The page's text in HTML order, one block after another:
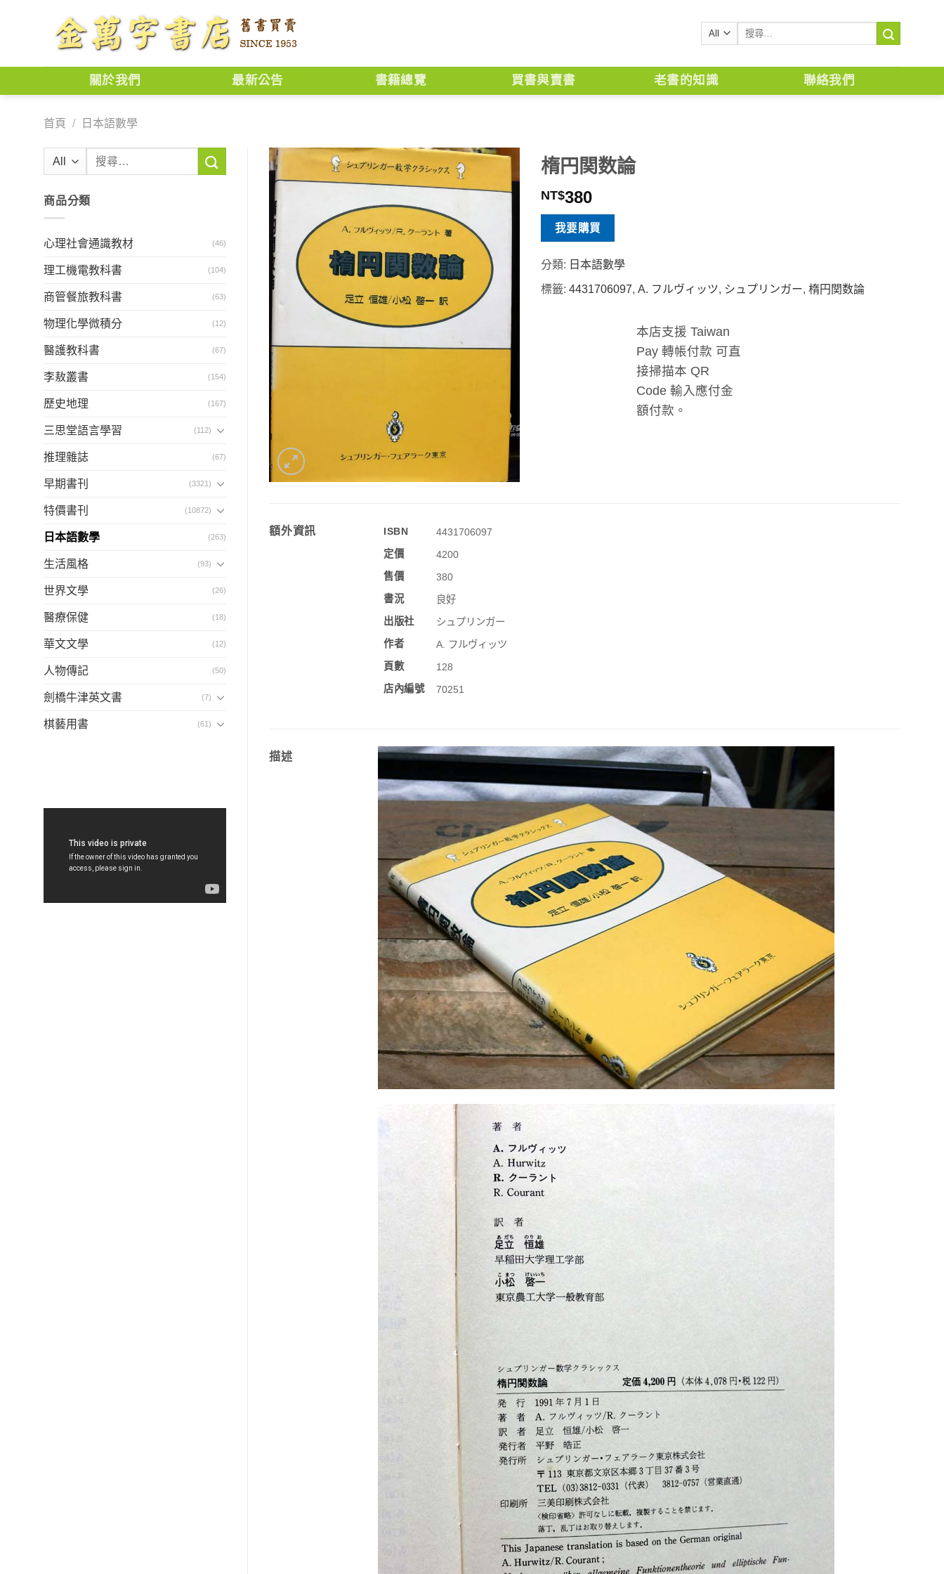
搜
鍵
關於我們 最新公告 書籍總覽 買書與賣書 老書的知識 聯絡我們
首頁 / 日本語數學
鍵
商品分類
心理社會通識教材 (46)
理工機電教科書 (104)
商管餐旅教科書 (63)
物理化學微積分 (12)
醫護教科書 (67)
李敖叢書 (154)
歷史地理 (167)
三思堂語言學習 (112)
推理雜誌 (67)
早期書刊 (3321)
特價書刊 (10872)
日本語數學 (263)
生活風格 (93)
世界文學 (26)
醫療保健 (18)
華文文學 (12)
人物傳記 (50)
劍橋牛津英文書 (7)
棋藝用書 (61)
楕円関数論
NT$380
我要購買
分類: 日本語數學
標籤:4431706097,A. フルヴィッツ, シュプリンガー,楕円関数論
本店支援 Taiwan
Pay 轉帳付款 可直
接掃描本 QR
Code 輸入應付金
額付款。
額外資訊 ISBN
4431706097
定價
4200
售價
380
書況
良好
出版社
シュプリンガー
作者
A. フルヴィッツ
頁數
128
店內編號
70251
描述